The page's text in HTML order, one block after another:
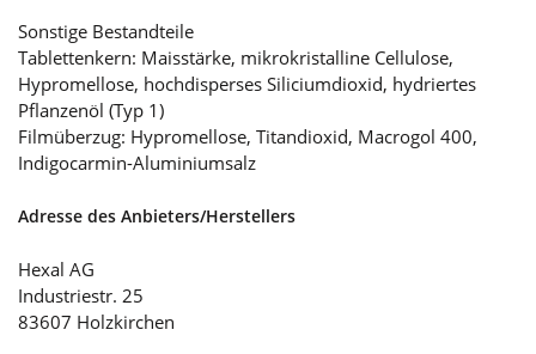
Sonstige Bestandteile
Tablettenkern: Maisstärke, mikrokristalline Cellulose,
Hypromellose, hochdisperses Siliciumdioxid, hydriertes
Pflanzenöl (Typ 1)
Filmüberzug: Hypromellose, Titandioxid, Macrogol 400,
Indigocarmin-Aluminiumsalz
Adresse des Anbieters/Herstellers
Hexal AG
Industriestr. 25
83607 Holzkirchen